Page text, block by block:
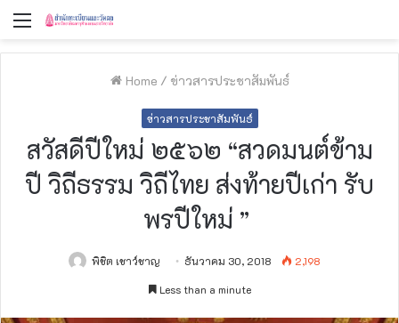
Menu
Home / ข่าวสารประชาสัมพันธ์
ข่าวสารประชาสัมพันธ์
สวัสดีปีใหม่​ ๒๕๖๒​ “สวดมนต์ข้าม
ปี วิถีธรรม วิถีไทย ส่งท้ายปีเก่า​ รับ
พรปีใหม่ ”
พิชิต เชาว์ชาญ ธันวาคม 30, 2018
2,198
Less than a minute